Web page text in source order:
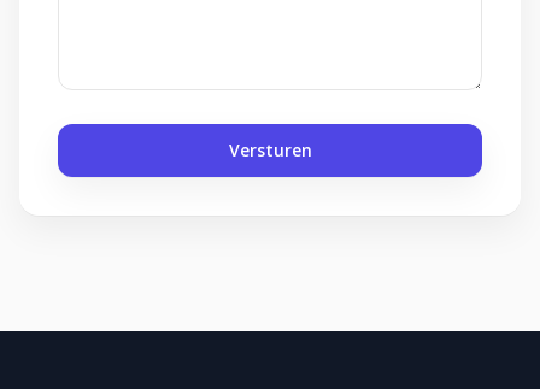
Versturen